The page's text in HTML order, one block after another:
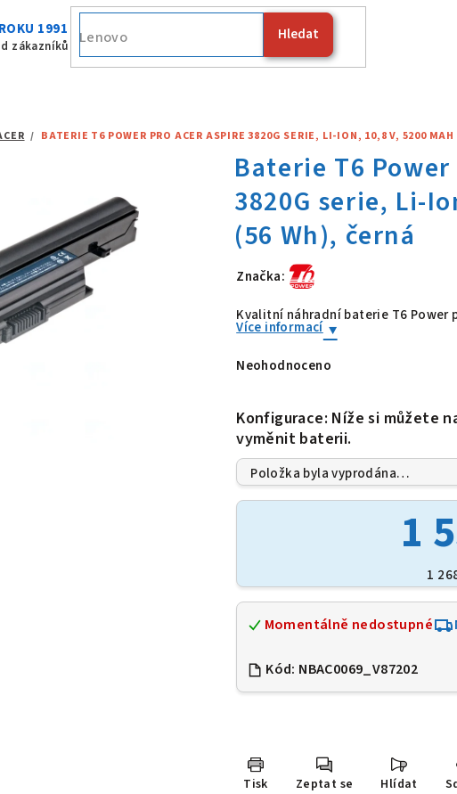
1991
zákazníků
Hledat
Fujitsu
/ BATERIE T6 POWER PRO ACER ASPIRE 3820G SERIE, LI-ION, 10,8 V, 5200
Značka:
Baterie T6
Kvalitní náhradní baterie T6 Power
Více informací
Průměrné
je
0,0
z
hvězdiček.
Neohodnoceno
Konfigurace: Níže si můžete
vyměnit baterii.
Položka byla vyprodána…
1
1
Momentálně nedostupné
Kód: NBAC0069_V87202
Tisk Zeptat se Hlídat